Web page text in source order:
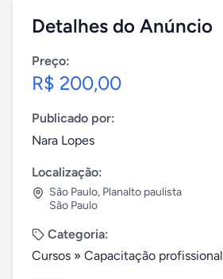
Detalhes do Anúncio
Preço:
R$ 200,00
Publicado por:
Nara Lopes
Localização:
São Paulo, Planalto paulista
São Paulo
Categoria:
Cursos » Capacitação profissional